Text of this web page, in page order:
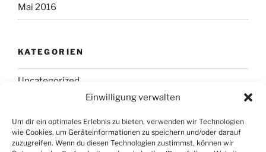
Einwilligung verwalten
Um dir ein optimales Erlebnis zu bieten, verwenden wir Technologien
wie Cookies, um Geräteinformationen zu speichern und/oder darauf
zuzugreifen. Wenn du diesen Technologien zustimmst, können wir
Mai 2016
KATEGORIEN
Uncategorized
META